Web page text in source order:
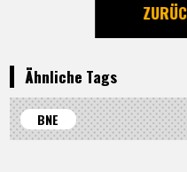
Ähnliche Tags
BNE